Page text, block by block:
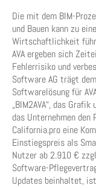
Die mit dem BIM-
und Bauen kann zu
Wirtschaftlichkeit
AVA ergeben sich
Fehlerrisiko und
Software AG trägt
Softwarelösung für
„BIM2AVA“, das
das Unternehmen den
California.pro eine
Einstiegspreis als
Nutzer ab 2.910 €
Software-
Updates beinhaltet,